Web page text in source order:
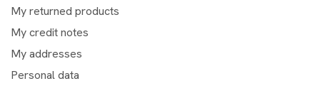
My returned products
My credit notes
My addresses
Personal data